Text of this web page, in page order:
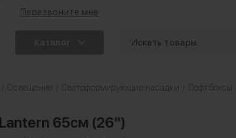
Перезвоните мне
Освещение Светоформирующие насадки Софтбоксы
65см (26")